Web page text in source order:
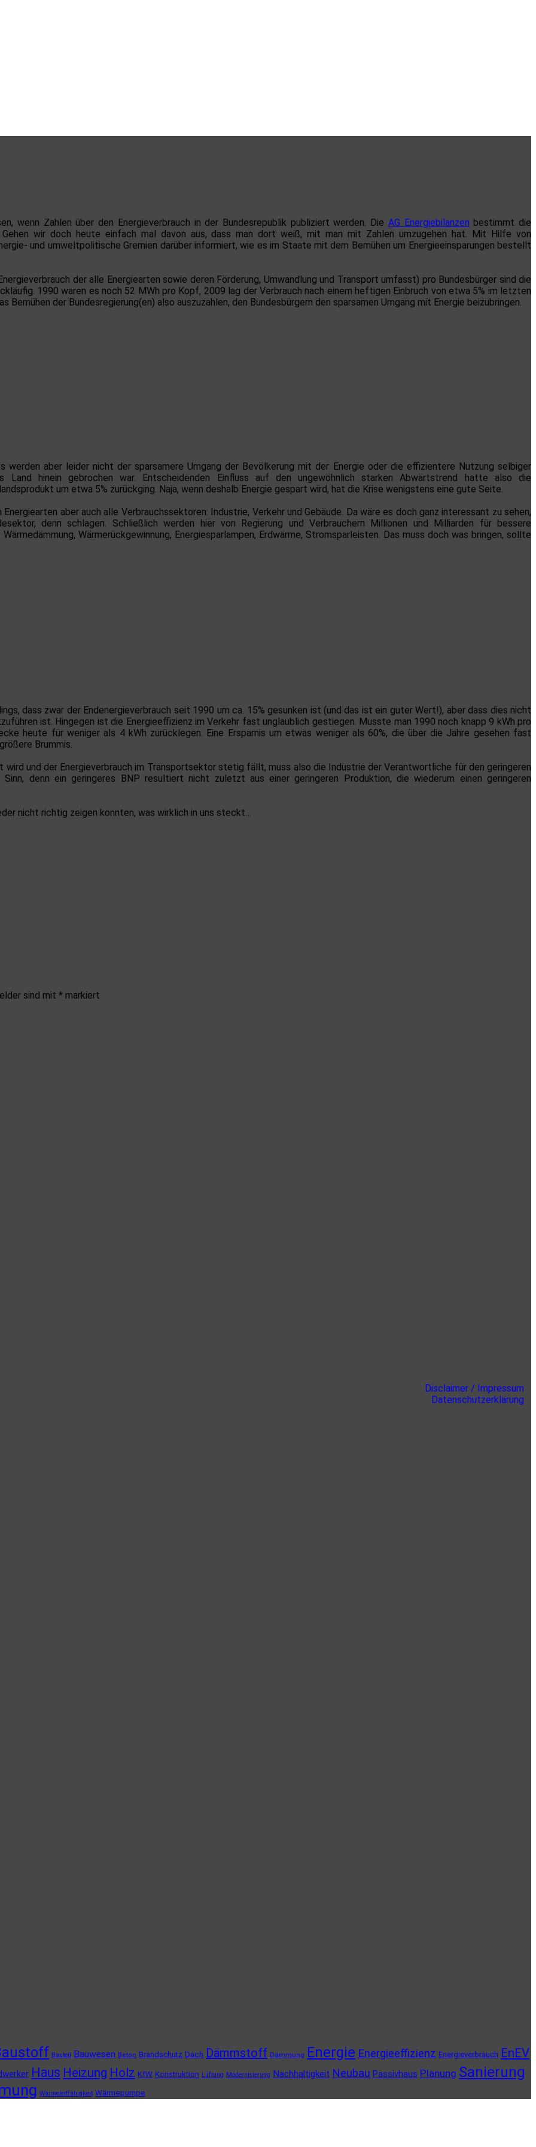
wenn Zahlen über den Energieverbrauch in der Bundesrepublik publiziert werden. Die AG Energiebilanzen bestimmt die
Gehen wir doch heute einfach mal davon aus, dass man dort weiß, mit man mit Zahlen umzugehen hat. Mit Hilfe von
und umweltpolitische Gremien darüber informiert, wie es im Staate mit dem Bemühen um Energieeinsparungen bestellt
der alle Energiearten sowie deren Förderung, Umwandlung und Transport umfasst) pro Bundesbürger sind die
1990 waren es noch 52 MWh pro Kopf, 2009 lag der Verbrauch nach einem heftigen Einbruch von etwa 5% im letzten
Bemühen der Bundesregierung(en) also auszuzahlen, den Bundesbürgern den sparsamen Umgang mit Energie beizubringen.
werden aber leider nicht der sparsamere Umgang der Bevölkerung mit der Energie oder die effizientere Nutzung selbiger
hinein gebrochen war. Entscheidenden Einfluss auf den ungewöhnlich starken Abwärtstrend hatte also die
um etwa 5% zurückging. Naja, wenn deshalb Energie gespart wird, hat die Krise wenigstens eine gute Seite.
aber auch alle Verbrauchssektoren: Industrie, Verkehr und Gebäude. Da wäre es doch ganz interessant zu sehen,
denn schlagen. Schließlich werden hier von Regierung und Verbrauchern Millionen und Milliarden für bessere
Wärmerückgewinnung, Energiesparlampen, Erdwärme, Stromsparleisten. Das muss doch was bringen, sollte
dass zwar der Endenergieverbrauch seit 1990 um ca. 15% gesunken ist (und das ist ein guter Wert!), aber dass dies nicht
ist. Hingegen ist die Energieeffizienz im Verkehr fast unglaublich gestiegen. Musste man 1990 noch knapp 9 kWh pro
heute für weniger als 4 kWh zurücklegen. Eine Ersparnis um etwas weniger als 60%, die über die Jahre gesehen fast
Brummis.
wird und der Energieverbrauch im Transportsektor stetig fällt, muss also die Industrie der Verantwortliche für den geringeren
denn ein geringeres BNP resultiert nicht zuletzt aus einer geringeren Produktion, die wiederum einen geringeren
nicht richtig zeigen konnten, was wirklich in uns steckt…
sind mit * markiert
Disclaimer / Impressum
Datenschutzerklärung
Bauteil Bauwesen Beton Brandschutz Dach Dämmstoff Dämmung Energie Energieeffizienz Energieverbrauch EnEV
Haus Heizung Holz KfW Konstruktion Lüftung Modernisierung Nachhaltigkeit Neubau Passivhaus Planung Sanierung
Wärmeleitfähigkeit Wärmepumpe